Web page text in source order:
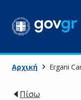
Αρχική Ergani
Πίσω